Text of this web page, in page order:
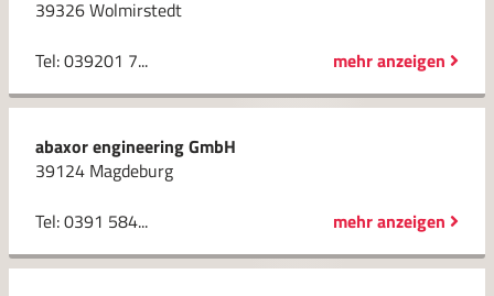
39326 Wolmirstedt
Tel: 039201 7...
mehr anzeigen
abaxor engineering GmbH
39124 Magdeburg
Tel: 0391 584...
mehr anzeigen